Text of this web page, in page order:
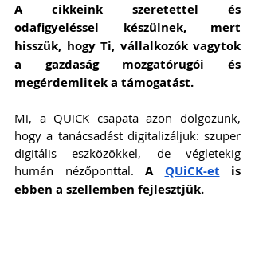
A cikkeink szeretettel és
odafigyeléssel készülnek, mert
hisszük, hogy Ti, vállalkozók vagytok
a gazdaság mozgatórugói és
megérdemlitek a támogatást.
Mi, a QUiCK csapata azon dolgozunk,
hogy a tanácsadást digitalizáljuk: szuper
digitális eszközökkel, de végletekig
humán nézőponttal. A QUiCK-et is
ebben a szellemben fejlesztjük.